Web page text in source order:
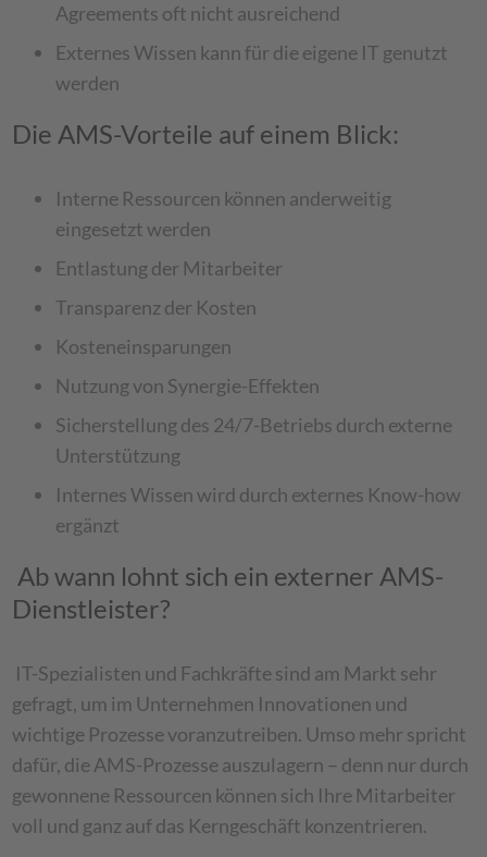
Agreements oft nicht ausreichend
Externes Wissen kann für die eigene IT genutzt
werden
Die AMS-Vorteile auf einem Blick:
Interne Ressourcen können anderweitig
eingesetzt werden
Entlastung der Mitarbeiter
Transparenz der Kosten
Kosteneinsparungen
Nutzung von Synergie-Effekten
Sicherstellung des 24/7-Betriebs durch externe
Unterstützung
Internes Wissen wird durch externes Know-how
ergänzt
Ab wann lohnt sich ein externer AMS-
Dienstleister?
IT-Spezialisten und Fachkräfte sind am Markt sehr
gefragt, um im Unternehmen Innovationen und
wichtige Prozesse voranzutreiben. Umso mehr spricht
dafür, die AMS-Prozesse auszulagern – denn nur durch
gewonnene Ressourcen können sich Ihre Mitarbeiter
voll und ganz auf das Kerngeschäft konzentrieren.